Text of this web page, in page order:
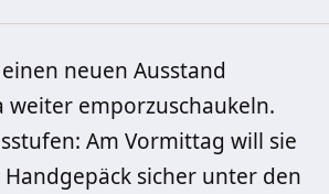
neuen Ausstand
emporzuschaukeln.
Am Vormittag will sie
sicher unter den